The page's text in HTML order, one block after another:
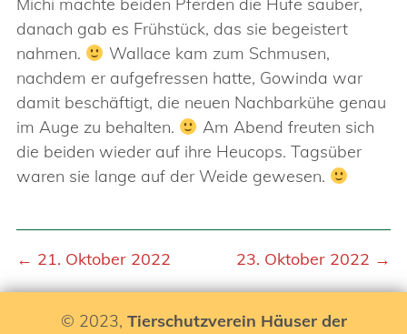
danach gab es Frühstück, das sie begeistert
nahmen.
Wallace kam zum Schmusen,
nachdem er aufgefressen hatte, Gowinda war
damit beschäftigt, die neuen Nachbarkühe genau
im Auge zu behalten.
Am Abend freuten sich
die beiden wieder auf ihre Heucops. Tagsüber
waren sie lange auf der Weide gewesen.
← 21. Oktober 2022 23. Oktober 2022 →
© 2023, Tierschutzverein Häuser der